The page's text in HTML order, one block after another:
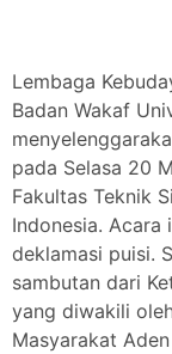
Lembaga
Badan Wakaf
pada Selasa 20
Fakultas Teknik
Indonesia. Acara
deklamasi puisi.
sambutan dari
yang diwakili
Masyarakat